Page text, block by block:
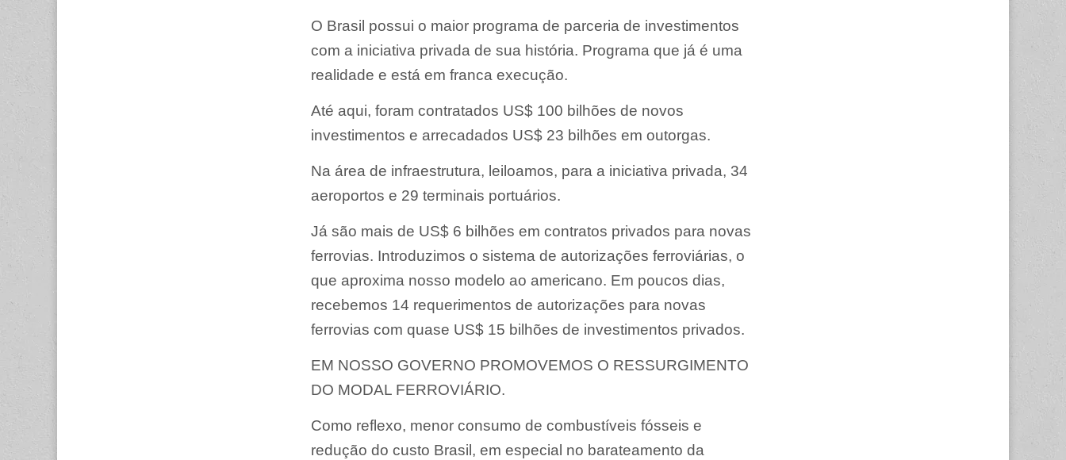
O Brasil possui o maior programa de parceria de investimentos
com a iniciativa privada de sua história. Programa que já é uma
realidade e está em franca execução.
Até aqui, foram contratados US$ 100 bilhões de novos
investimentos e arrecadados US$ 23 bilhões em outorgas.
Na área de infraestrutura, leiloamos, para a iniciativa privada, 34
aeroportos e 29 terminais portuários.
Já são mais de US$ 6 bilhões em contratos privados para novas
ferrovias. Introduzimos o sistema de autorizações ferroviárias, o
que aproxima nosso modelo ao americano. Em poucos dias,
recebemos 14 requerimentos de autorizações para novas
ferrovias com quase US$ 15 bilhões de investimentos privados.
EM NOSSO GOVERNO PROMOVEMOS O RESSURGIMENTO
DO MODAL FERROVIÁRIO.
Como reflexo, menor consumo de combustíveis fósseis e
redução do custo Brasil, em especial no barateamento da